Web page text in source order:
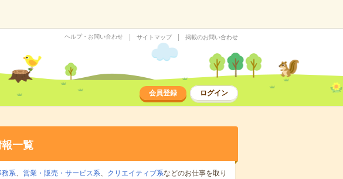
ヘルプ・お問い合わせ サイトマップ 掲載のお問い合わせ
会員登録 ログイン
一覧
務系、 営業・販売・サービス系、 クリエイティブ系などのお仕事を取り